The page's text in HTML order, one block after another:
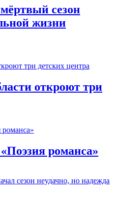
сезон
жизни
откроют три
романса»